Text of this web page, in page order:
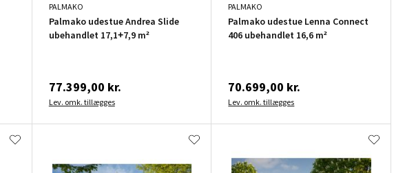
PALMAKO
Palmako udestue Andrea Slide
ubehandlet 17,1+7,9 m²
77.399,00 kr.
Lev. omk. tillægges
PALMAKO
Palmako udestue Lenna Connect
406 ubehandlet 16,6 m²
70.699,00 kr.
Lev. omk. tillægges